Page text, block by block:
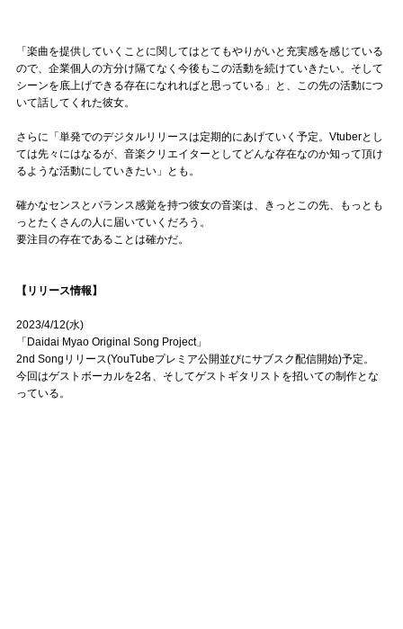
「楽曲を提供していくことに関してはとてもやりがいと充実感を感じている
ので、企業個人の方分け隔てなく今後もこの活動を続けていきたい。そして
シーンを底上げできる存在になれればと思っている」と、この先の活動につ
いて話してくれた彼女。
さらに「単発でのデジタルリリースは定期的にあげていく予定。Vtuberとし
ては先々にはなるが、音楽クリエイターとしてどんな存在なのか知って頂け
るような活動にしていきたい」とも。
確かなセンスとバランス感覚を持つ彼女の音楽は、きっとこの先、もっとも
っとたくさんの人に届いていくだろう。
要注目の存在であることは確かだ。
【リリース情報】
2023/4/12(水)
「Daidai Myao Original Song Project」
2nd Songリリース(YouTubeプレミア公開並びにサブスク配信開始)予定。
今回はゲストボーカルを2名、そしてゲストギタリストを招いての制作とな
っている。